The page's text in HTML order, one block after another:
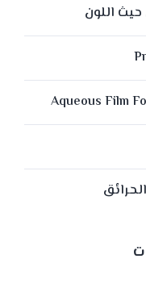
اللون